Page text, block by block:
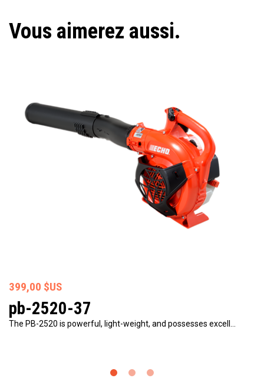
Vous aimerez aussi.
399,00 $US
pb-2520-37
The PB-2520 is powerful, light-weight, and possesses excell…